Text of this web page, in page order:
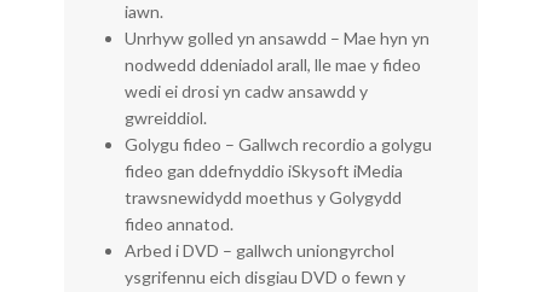
iawn.
Unrhyw golled yn ansawdd – Mae hyn yn
nodwedd ddeniadol arall, lle mae y fideo
wedi ei drosi yn cadw ansawdd y
gwreiddiol.
Golygu fideo – Gallwch recordio a golygu
fideo gan ddefnyddio iSkysoft iMedia
trawsnewidydd moethus y Golygydd
fideo annatod.
Arbed i DVD – gallwch uniongyrchol
ysgrifennu eich disgiau DVD o fewn y